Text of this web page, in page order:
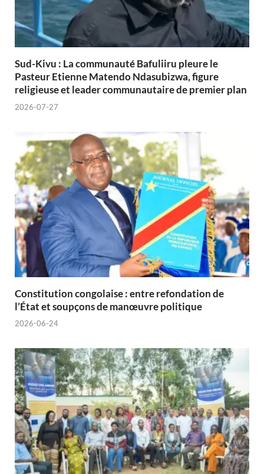
Sud-Kivu : La communauté Bafuliiru pleure le
Pasteur Etienne Matendo Ndasubizwa, figure
religieuse et leader communautaire de premier plan
2026-07-27
Constitution congolaise : entre refondation de
l’État et soupçons de manœuvre politique
2026-06-24